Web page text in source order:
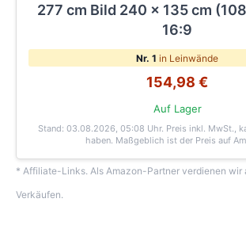
277 cm Bild 240 x 135 cm
16:9
Nr. 1 in Leinwände
154,98 €
Auf Lager
Stand: 03.08.2026, 05:08 Uhr. Preis inkl. MwSt.,
haben. Maßgeblich ist der Preis auf
* Affiliate-Links. Als Amazon-Partner verdienen wir
Verkäufen.